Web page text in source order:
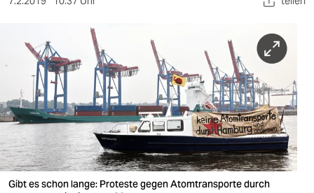
berlin
nord
wahrheit
verlag
verlag
Gibt es schon lange: Proteste gegen Atomtransporte durch